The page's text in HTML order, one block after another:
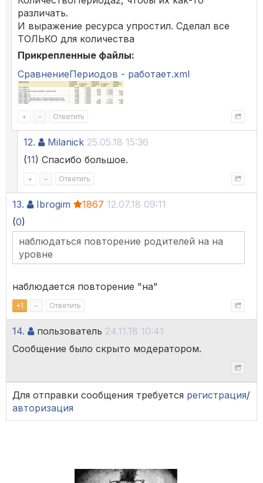
различать.
И выражение ресурса упростил. Сделал все
ТОЛЬКО для количества
Прикрепленные файлы:
СравнениеПериодов - работает.xml
+ – Ответить
12. Milanick 25.05.18 15:36
(11) Спасибо большое.
+ – Ответить
13. Ibrogim 1867 12.07.18 09:11
(0)
наблюдаться повторение родителей на на
уровне
наблюдается повторение "на"
+1 – Ответить
14. пользователь 24.11.18 10:41
Сообщение было скрыто модератором.
Для отправки сообщения требуется регистрация/
авторизация